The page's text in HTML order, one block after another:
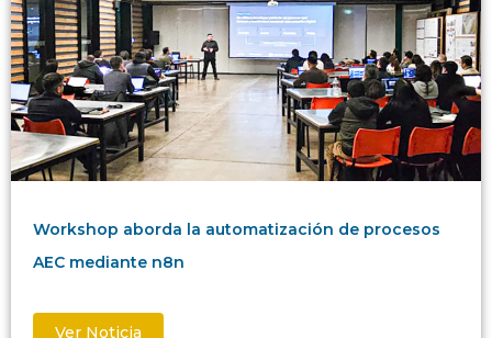
Workshop aborda la automatización de procesos
AEC mediante n8n
Ver Noticia